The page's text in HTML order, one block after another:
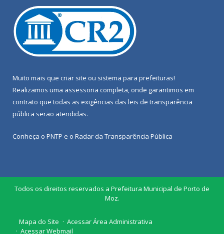
Muito mais que criar site ou sistema para prefeituras!
Realizamos uma assessoria completa, onde garantimos em
contrato que todas as exigências das leis de transparência
pública serão atendidas.
Conheça o PNTP e o Radar da Transparência Pública
Todos os direitos reservados a Prefeitura Municipal de Porto de
Moz.
Mapa do Site
Acessar Área Administrativa
Acessar Webmail